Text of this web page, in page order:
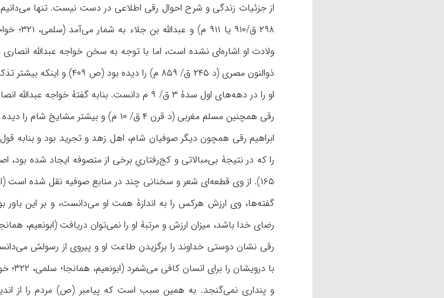
ولادت او اشاره‌ای نشده است، اما با توجه ‌به سخن خواجه عبدالله
ذوالنون مصری (د ۲۴۵ ق/ ۸۵۹
او را در دهه‌های اول سدۀ ۳ ق/ ۹ م دانست.
رقی همچنین مسلم مغربی (د قرن ۴ ق/ ۱۰ م) و بیشتر مشایخ شام را دیده بود (هجویری، ۳۰۰؛ سلمی، همانجا).
ابراهیم رقی همچون دیگر صوفیان شام، اهل زهد و تجرید بود و بنابه
گفته‌ها، وی ارزش هرکس را به اندازۀ همت او می‌دانست، و بر این باور
رضای خدا باشد، میزان ارزش و مرتبۀ او را نمی‌توان دریافت (ابونعیم، همانجا؛ خواجه
و پنداری نمی‌گنجد. به همین سبب است که پیامبر (ص) مردم را از